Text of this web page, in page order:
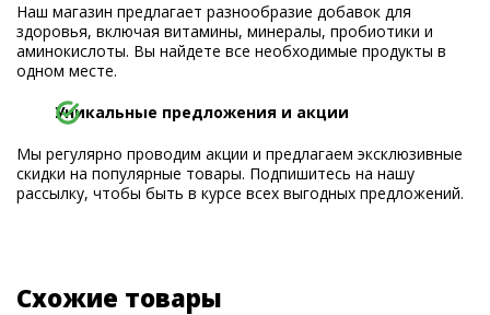
Наш магазин предлагает разнообразие добавок для
здоровья, включая витамины, минералы, пробиотики и
аминокислоты. Вы найдете все необходимые продукты в
одном месте.
Уникальные предложения и акции
Мы регулярно проводим акции и предлагаем эксклюзивные
скидки на популярные товары. Подпишитесь на нашу
рассылку, чтобы быть в курсе всех выгодных предложений.
Схожие товары